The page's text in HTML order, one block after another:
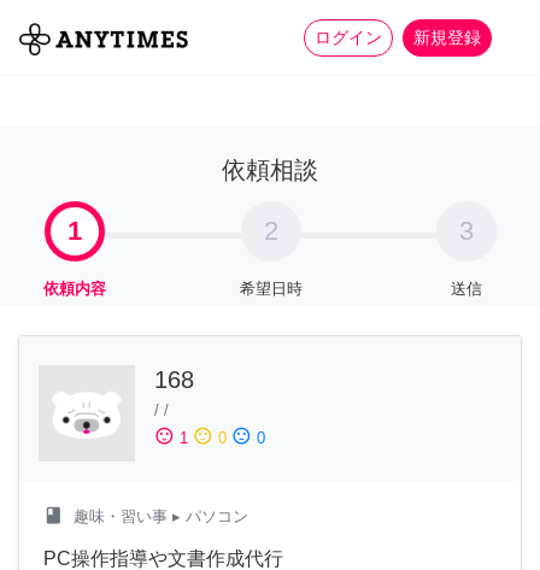
ログイン 新規登録
全て 家事 more_horiz
依頼相談
1
依頼内容
2
希望日時
3
送信
168
/ /
sentiment_satisfied 1 sentiment_neutral 0 sentiment_dissatisfied 0
class 趣味・習い事 ▸ パソコン
PC操作指導や文書作成代行